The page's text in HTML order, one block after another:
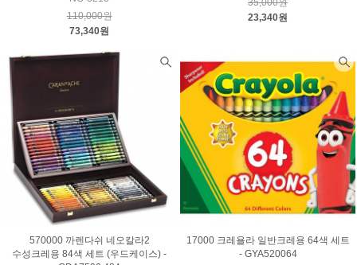
110,000원
73,340원
35,000원
23,340원
570000 까렌다쉬 네오칼라2
수성크레용 84색 세트 (우드케이스) -
17000 크레욜라 일반크레용 64색 세트
- GYA520064